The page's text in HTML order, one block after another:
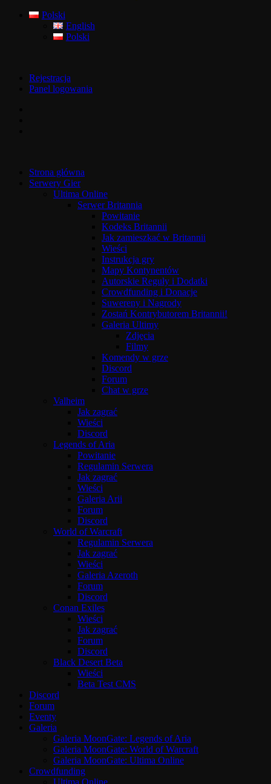
Polski
English
Polski
Rejestracja
Panel logowania
Strona główna
Serwery Gier
Ultima Online
Serwer Britannia
Powitanie
Kodeks Britannii
Jak zamieszkać w Britannii
Wieści
Instrukcja gry
Mapy Kontynentów
Autorskie Reguły i Dodatki
Crowdfunding i Donacje
Suwereny i Nagrody
Zostań Kontrybutorem Britannii!
Galeria Ultimy
Zdjęcia
Filmy
Komendy w grze
Discord
Forum
Chat w grze
Valheim
Jak zagrać
Wieści
Discord
Legends of Aria
Powitanie
Regulamin Serwera
Jak zagrać
Wieści
Galeria Arii
Forum
Discord
World of Warcraft
Regulamin Serwera
Jak zagrać
Wieści
Galeria Azeroth
Forum
Discord
Conan Exiles
Wieści
Jak zagrać
Forum
Discord
Black Desert Beta
Wieści
Beta Test CMS
Discord
Forum
Eventy
Galeria
Galeria MoonGate: Legends of Aria
Galeria MoonGate: World of Warcraft
Galeria MoonGate: Ultima Online
Crowdfunding
Ultima Online